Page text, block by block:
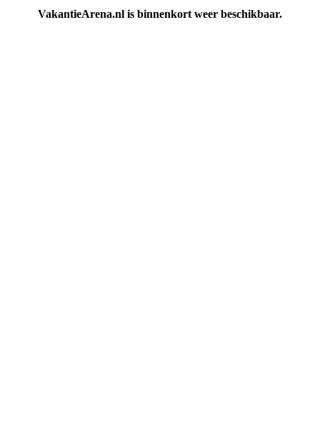
VakantieArena.nl is binnenkort weer beschikbaar.